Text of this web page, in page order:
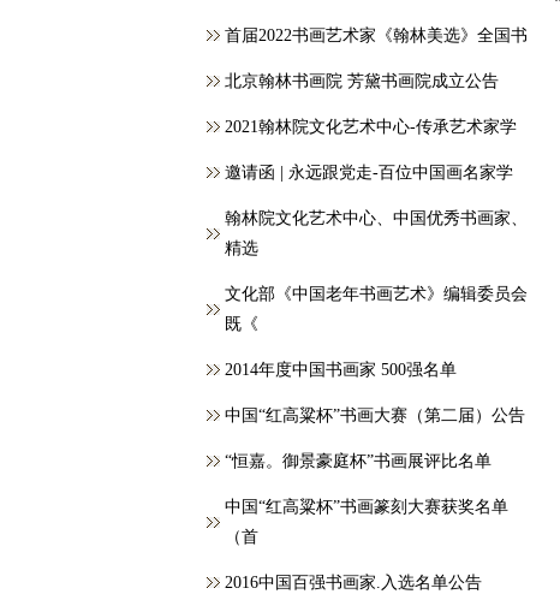
首届2022书画艺术家《翰林美选》全国书
北京翰林书画院 芳黛书画院成立公告
2021翰林院文化艺术中心-传承艺术家学
邀请函 | 永远跟党走-百位中国画名家学
翰林院文化艺术中心、中国优秀书画家、
精选
文化部《中国老年书画艺术》编辑委员会
既《
2014年度中国书画家 500强名单
中国“红高粱杯”书画大赛（第二届）公告
“恒嘉。御景豪庭杯”书画展评比名单
中国“红高粱杯”书画篆刻大赛获奖名单
（首
2016中国百强书画家.入选名单公告